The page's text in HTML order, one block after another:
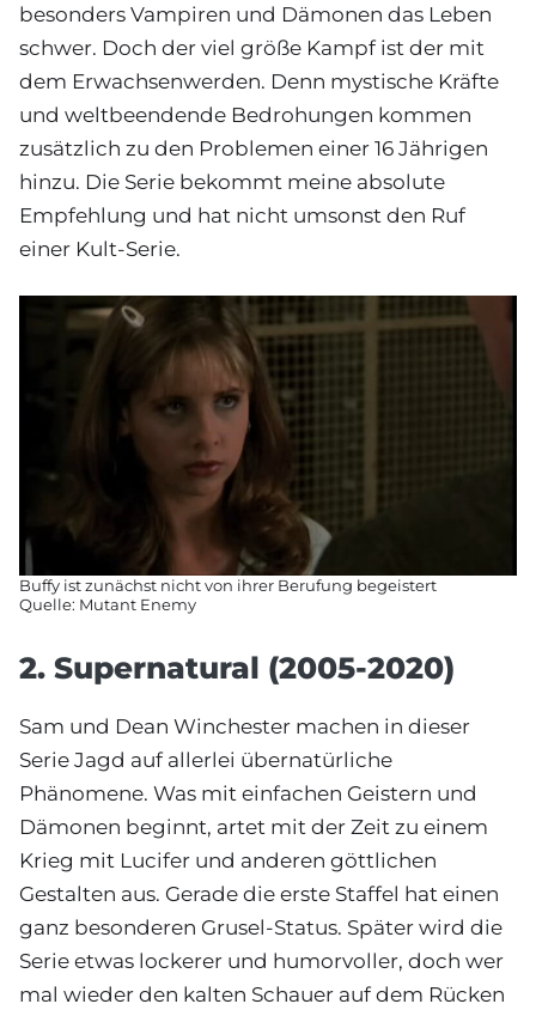
besonders Vampiren und Dämonen das Leben
schwer. Doch der viel größe Kampf ist der mit
dem Erwachsenwerden. Denn mystische Kräfte
und weltbeendende Bedrohungen kommen
zusätzlich zu den Problemen einer 16 Jährigen
hinzu. Die Serie bekommt meine absolute
Empfehlung und hat nicht umsonst den Ruf
einer Kult-Serie.
Buffy ist zunächst nicht von ihrer Berufung begeistert
Quelle: Mutant Enemy
2. Supernatural (2005-2020)
Sam und Dean Winchester machen in dieser
Serie Jagd auf allerlei übernatürliche
Phänomene. Was mit einfachen Geistern und
Dämonen beginnt, artet mit der Zeit zu einem
Krieg mit Lucifer und anderen göttlichen
Gestalten aus. Gerade die erste Staffel hat einen
ganz besonderen Grusel-Status. Später wird die
Serie etwas lockerer und humorvoller, doch wer
mal wieder den kalten Schauer auf dem Rücken